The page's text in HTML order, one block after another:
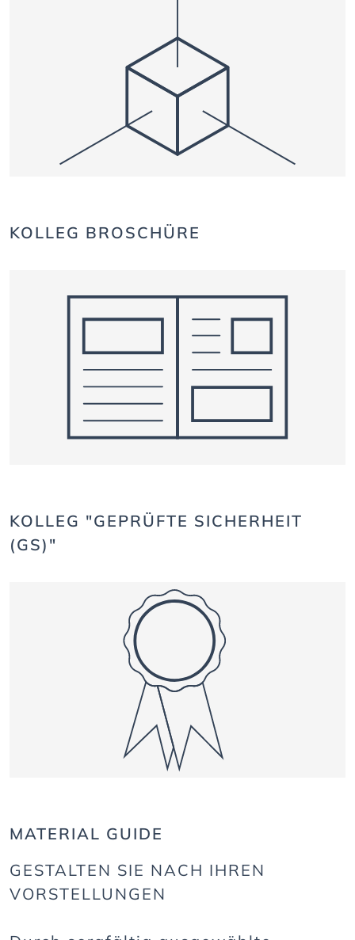
KOLLEG BROSCHÜRE
KOLLEG "GEPRÜFTE SICHERHEIT
(GS)"
MATERIAL GUIDE
GESTALTEN SIE NACH IHREN
VORSTELLUNGEN